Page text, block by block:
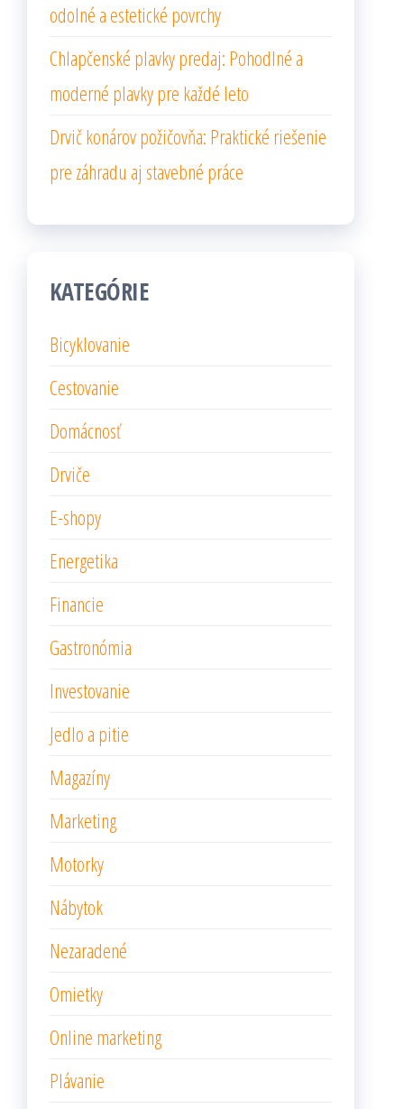
odolné a estetické povrchy
Chlapčenské plavky predaj: Pohodlné a
moderné plavky pre každé leto
Drvič konárov požičovňa: Praktické riešenie
pre záhradu aj stavebné práce
KATEGÓRIE
Bicyklovanie
Cestovanie
Domácnosť
Drviče
E-shopy
Energetika
Financie
Gastronómia
Investovanie
Jedlo a pitie
Magazíny
Marketing
Motorky
Nábytok
Nezaradené
Omietky
Online marketing
Plávanie